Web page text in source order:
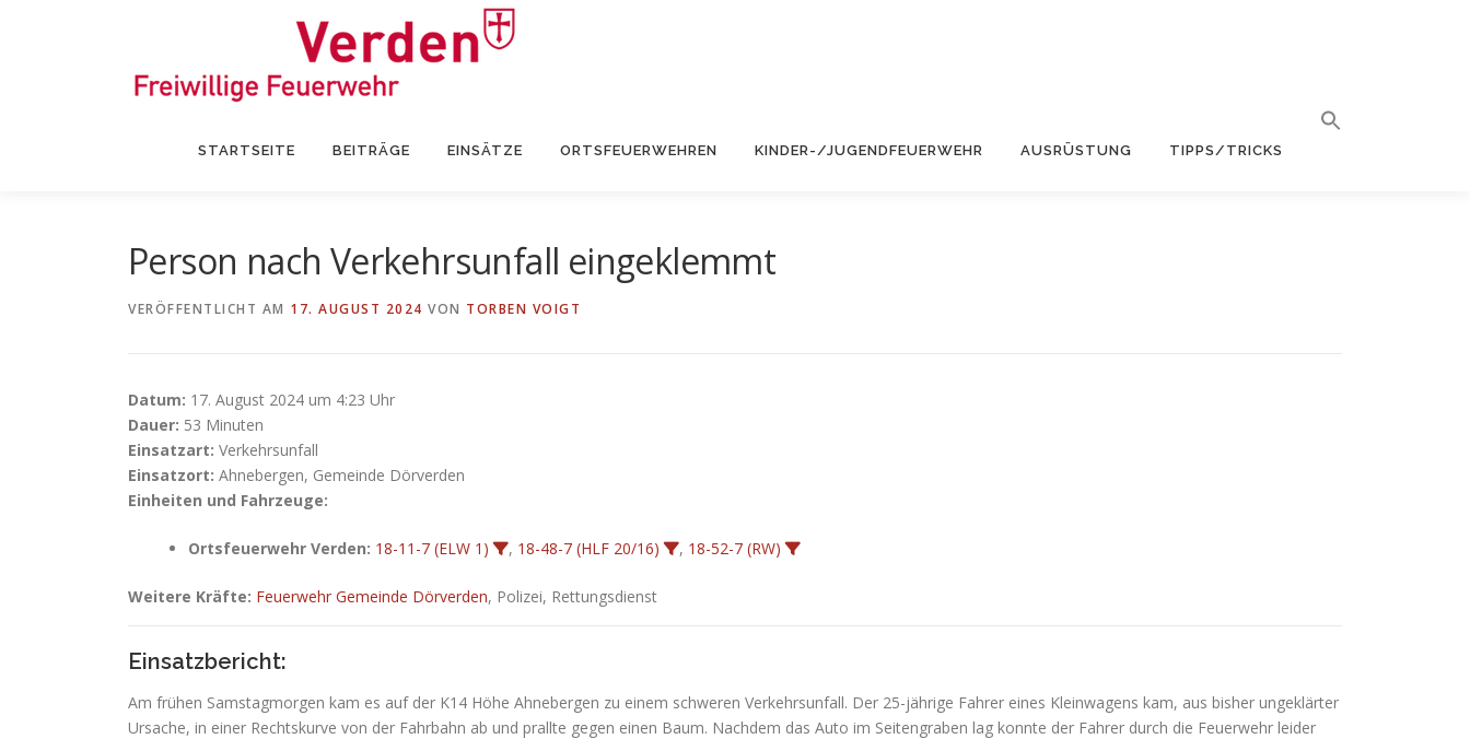
STARTSEITE BEITRÄGE EINSÄTZE ORTSFEUERWEHREN KINDER-/JUGENDFEUERWEHR AUSRÜSTUNG TIPPS/TRICKS
Person nach Verkehrsunfall eingeklemmt
VERÖFFENTLICHT AM 17. AUGUST 2024 VON TORBEN VOIGT
Datum: 17. August 2024 um 4:23 Uhr
Dauer: 53 Minuten
Einsatzart: Verkehrsunfall
Einsatzort: Ahnebergen, Gemeinde Dörverden
Einheiten und Fahrzeuge:
Ortsfeuerwehr Verden: 18-11-7 (ELW 1) , 18-48-7 (HLF 20/16) , 18-52-7 (RW)
Weitere Kräfte: Feuerwehr Gemeinde Dörverden, Polizei, Rettungsdienst
Einsatzbericht:
Am frühen Samstagmorgen kam es auf der K14 Höhe Ahnebergen zu einem schweren Verkehrsunfall. Der 25-jährige Fahrer eines Kleinwagens kam, aus bisher ungeklärter
Ursache, in einer Rechtskurve von der Fahrbahn ab und prallte gegen einen Baum. Nachdem das Auto im Seitengraben lag konnte der Fahrer durch die Feuerwehr leider